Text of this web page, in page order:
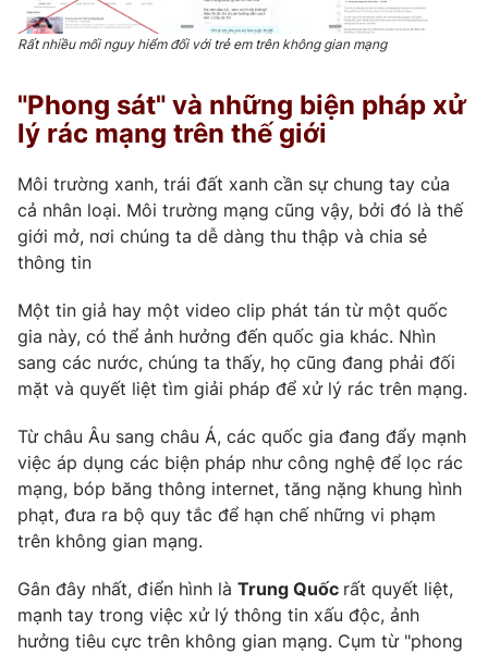
Rất nhiều mối nguy hiểm đối với trẻ em trên không gian mạng
"Phong sát" và những biện pháp xử
lý rác mạng trên thế giới
Môi trường xanh, trái đất xanh cần sự chung tay của
cả nhân loại. Môi trường mạng cũng vậy, bởi đó là thế
giới mở, nơi chúng ta dễ dàng thu thập và chia sẻ
thông tin
Một tin giả hay một video clip phát tán từ một quốc
gia này, có thể ảnh hưởng đến quốc gia khác. Nhìn
sang các nước, chúng ta thấy, họ cũng đang phải đối
mặt và quyết liệt tìm giải pháp để xử lý rác trên mạng.
Từ châu Âu sang châu Á, các quốc gia đang đẩy mạnh
việc áp dụng các biện pháp như công nghệ để lọc rác
mạng, bóp băng thông internet, tăng nặng khung hình
phạt, đưa ra bộ quy tắc để hạn chế những vi phạm
trên không gian mạng.
Gân đây nhất, điển hình là Trung Quốc rất quyết liệt,
mạnh tay trong việc xử lý thông tin xấu độc, ảnh
hưởng tiêu cực trên không gian mạng. Cụm từ "phong